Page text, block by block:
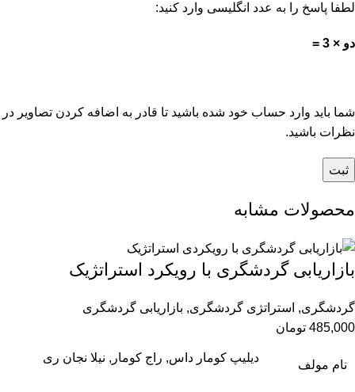
لطفا پاسخ را به عدد انگلیسی وارد کنید:
دو × 3 =
شما باید وارد حساب خود شده باشید تا قادر به اضافه کردن تصاویر در
نظرات باشید.
محصولات مشابه
بازاریابی گردشگری با رویکرد استراتژیک
گردشگری, استراتژی گردشگری, بازاریابی گردشگری
485,000 تومان
نام مولف
دیلیپ کومار داس, راج کومار, نیلا نجان ری